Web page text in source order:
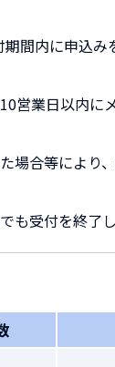
間内に申込み
営業日以内
場合等により
も受付を終了し